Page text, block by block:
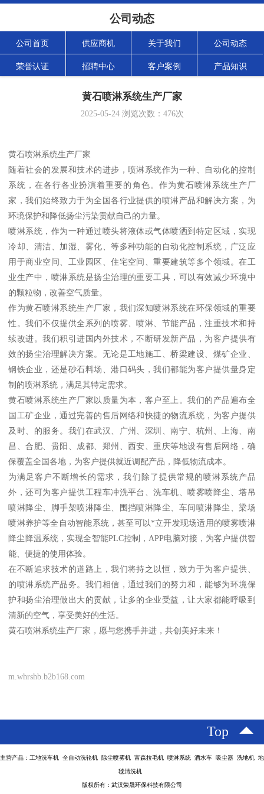
公司动态
公司首页 供应商机 关于我们 公司动态
荣誉认证 招聘中心 客户案例 产品知识
黄石喷淋系统生产厂家
2025-05-24浏览次数： 476次
黄石喷淋系统生产厂家
随着社会的发展和技术的进步，喷淋系统作为一种、自动化的控制
系统，在各行各业扮演着重要的角色。作为黄石喷淋系统生产厂
家，我们始终致力于为全国各行业提供的喷淋产品和解决方案，为
环境保护和降低扬尘污染贡献自己的力量。
喷淋系统，作为一种通过喷头将液体或气体喷洒到特定区域，实现
冷却、清洁、加湿、雾化、等多种功能的自动化控制系统，广泛应
用于商业空间、工业园区、住宅空间、重要建筑等多个领域。在工
业生产中，喷淋系统是扬尘治理的重要工具，可以有效减少环境中
的颗粒物，改善空气质量。
作为黄石喷淋系统生产厂家，我们深知喷淋系统在环保领域的重要
性。我们不仅提供全系列的喷雾、喷淋、节能产品，注重技术和持
续改进。我们积引进国内外技术，不断研发新产品，为客户提供有
效的扬尘治理解决方案。无论是工地施工、桥梁建设、煤矿企业、
钢铁企业，还是砂石料场、港口码头，我们都能为客户提供量身定
制的喷淋系统，满足其特定需求。
黄石喷淋系统生产厂家以质量为本，客户至上。我们的产品遍布全
国工矿企业，通过完善的售后网络和快捷的物流系统，为客户提供
及时、的服务。我们在武汉、广州、深圳、南宁、杭州、上海、南
昌、合肥、贵阳、成都、郑州、西安、重庆等地设有售后网络，确
保覆盖全国各地，为客户提供就近调配产品，降低物流成本。
为满足客户不断增长的需求，我们除了提供常规的喷淋系统产品
外，还可为客户提供工程车冲洗平台、洗车机、喷雾喷降尘、塔吊
喷淋降尘、脚手架喷淋降尘、围挡喷淋降尘、车间喷淋降尘、梁场
喷淋养护等全自动智能系统，甚至可以*立开发现场适用的喷雾喷淋
降尘降温系统，实现全智能PLC控制，APP电脑对接，为客户提供智
能、便捷的使用体验。
在不断追求技术的道路上，我们将持之以恒，致力于为客户提供、
的喷淋系统产品务。我们相信，通过我们的努力和，能够为环境保
护和扬尘治理做出大的贡献，让多的企业受益，让大家都能呼吸到
清新的空气，享受美好的生活。
黄石喷淋系统生产厂家，愿与您携手并进，共创美好未来！
m.whrshb.b2b168.com
Top
主营产品：工地洗车机 全自动洗轮机 除尘喷雾机 富森拉毛机 喷淋系统 洒水车 吸尘器 洗地机 地
毯清洗机
版权所有：武汉荣晟环保科技有限公司